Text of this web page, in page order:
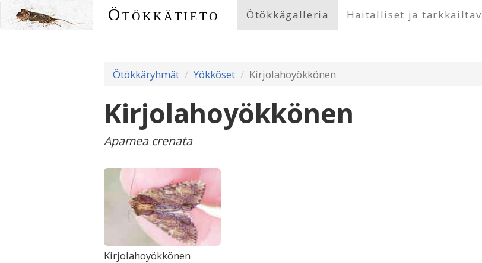
Ötökkätieto Ötökkägalleria Haitalliset ja
Ötökkäryhmät Yökköset Kirjolahoyökkönen
Kirjolahoyökkönen
Apamea crenata
Kirjolahoyökkönen